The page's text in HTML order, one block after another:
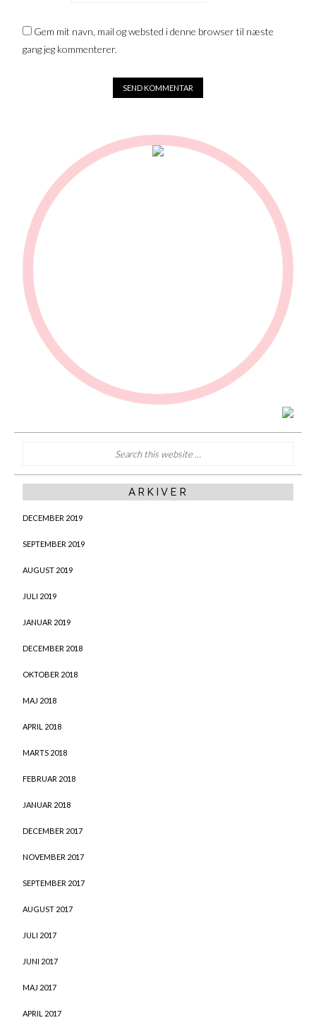
Gem mit navn, mail og websted i denne browser til næste
gang jeg kommenterer.
ARKIVER
DECEMBER 2019
SEPTEMBER 2019
AUGUST 2019
JULI 2019
JANUAR 2019
DECEMBER 2018
OKTOBER 2018
MAJ 2018
APRIL 2018
MARTS 2018
FEBRUAR 2018
JANUAR 2018
DECEMBER 2017
NOVEMBER 2017
SEPTEMBER 2017
AUGUST 2017
JULI 2017
JUNI 2017
MAJ 2017
APRIL 2017